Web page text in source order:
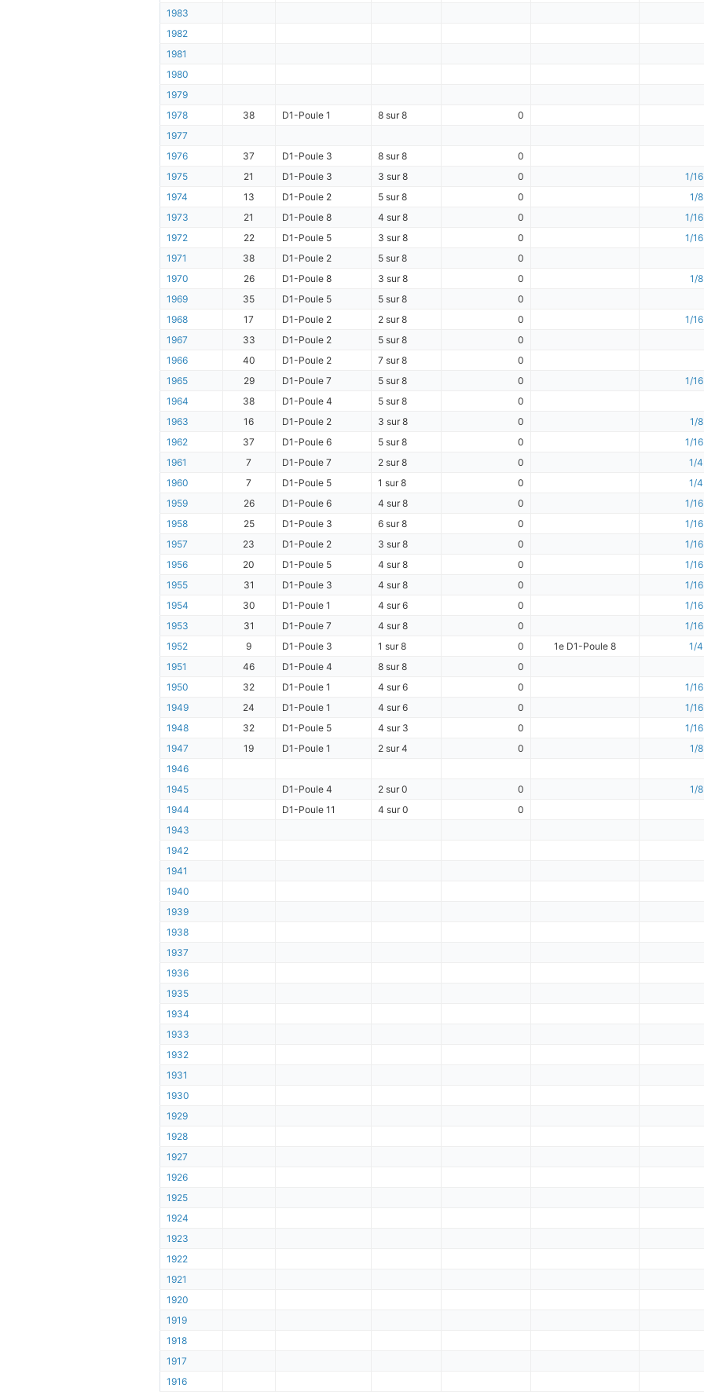
1983
1982
1981
1980
1979
1978
38 D1-Poule 1 8 sur 8
0
1977
1976
37 D1-Poule 3 8 sur 8
0
1975
21 D1-Poule 3 3 sur 8 0
1/
1974
13 D1-Poule 2 5 sur 8 0
1/
1973
21 D1-Poule 8 4 sur 8 0
1/
1972
22 D1-Poule 5 3 sur 8 0
1/
1971
38 D1-Poule 2 5 sur 8
0
1970
26 D1-Poule 8 3 sur 8 0
1/
1969
35 D1-Poule 5 5 sur 8
0
1968
17 D1-Poule 2 2 sur 8 0
1/
1967
33 D1-Poule 2 5 sur 8
0
1966
40 D1-Poule 2 7 sur 8
0
1965
29 D1-Poule 7 5 sur 8 0
1/
1964
38 D1-Poule 4 5 sur 8
0
1963
16 D1-Poule 2 3 sur 8 0
1/
1962
37 D1-Poule 6 5 sur 8 0
1/
1961
7 D1-Poule 7 2 sur 8 0
1/
1960
7 D1-Poule 5 1 sur 8 0
1/
1959
26 D1-Poule 6 4 sur 8 0
1/
1958
25 D1-Poule 3 6 sur 8 0
1/
1957
23 D1-Poule 2 3 sur 8 0
1/
1956
20 D1-Poule 5 4 sur 8 0
1/
1955
31 D1-Poule 3 4 sur 8 0
1/
1954
30 D1-Poule 1 4 sur 6 0
1/
1953
31 D1-Poule 7 4 sur 8 0
1/
1952
9 D1-Poule 3 1 sur 8 0 1e D1-Poule 8
1/
1951
46 D1-Poule 4 8 sur 8
0
1950
32 D1-Poule 1 4 sur 6 0
1/
1949
24 D1-Poule 1 4 sur 6 0
1/
1948
32 D1-Poule 5 4 sur 3 0
1/
1947
19 D1-Poule 1 2 sur 4 0
1/
1946
1945
D1-Poule 4 2 sur 0 0
1/
1944
D1-Poule 11 4 sur 0
0
1943
1942
1941
1940
1939
1938
1937
1936
1935
1934
1933
1932
1931
1930
1929
1928
1927
1926
1925
1924
1923
1922
1921
1920
1919
1918
1917
1916